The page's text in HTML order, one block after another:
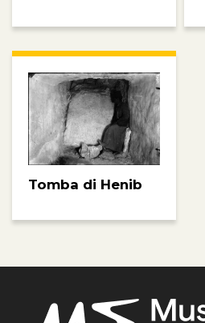
Tomba di Henib